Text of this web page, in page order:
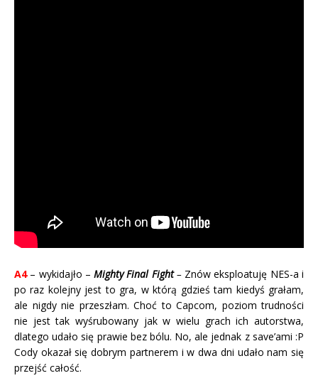
A4 – wykidajło –Mighty Final Fight– Znów eksploatuję NES-a i
po raz kolejny jest to gra, w którą gdzieś tam kiedyś grałam,
ale nigdy nie przeszłam. Choć to Capcom, poziom trudności
nie jest tak wyśrubowany jak w wielu grach ich autorstwa,
dlatego udało się prawie bez bólu. No, ale jednak z save’ami :P
Cody okazał się dobrym partnerem i w dwa dni udało nam się
przejść całość.